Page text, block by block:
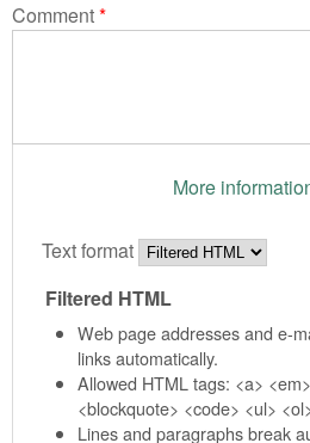
Comment*
More
Text format
Filtered HTML
Web page addresses and e-
links automatically.
Allowed HTML tags: <a>
<blockquote> <code> <ul>
Lines and paragraphs break